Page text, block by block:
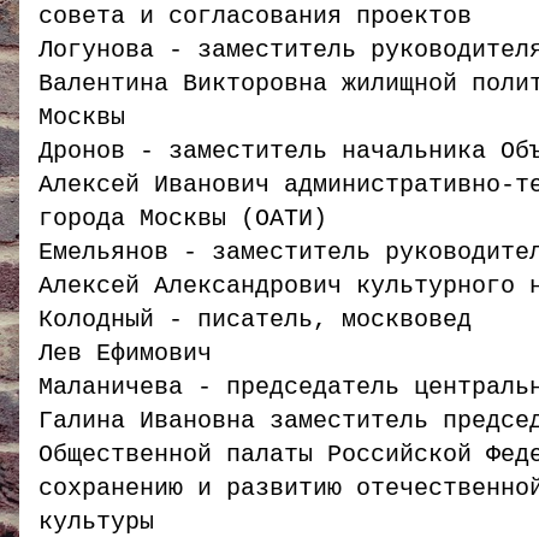
совета и согласования проектов
Логунова - заместитель
Валентина Викторовна жилищной
Москвы
Дронов - заместитель начальника
Алексей Иванович административно-
города Москвы (ОАТИ)
Емельянов - заместитель
Алексей Александрович культурного
Колодный - писатель, москвовед
Лев Ефимович
Маланичева - председатель
Галина Ивановна заместитель
Общественной палаты Российской
сохранению и развитию
культуры